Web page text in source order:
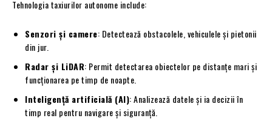
Tehnologia taxiurilor autonome include:
Senzori și camere: Detectează obstacolele, vehiculele și pietonii
din jur.
Radar și LiDAR: Permit detectarea obiectelor pe distanțe mari și
funcționarea pe timp de noapte.
Inteligență artificială (AI): Analizează datele și ia decizii în
timp real pentru navigare și siguranță.